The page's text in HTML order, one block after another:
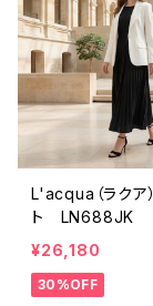
L'acqua（ラクア
ト LN688JK
¥26,180
30%OFF